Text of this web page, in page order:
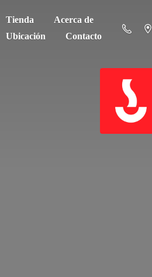
Tienda
Acerca de
Ubicación
Contacto